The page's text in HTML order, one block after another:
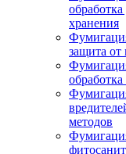
хранения
защита от
методов